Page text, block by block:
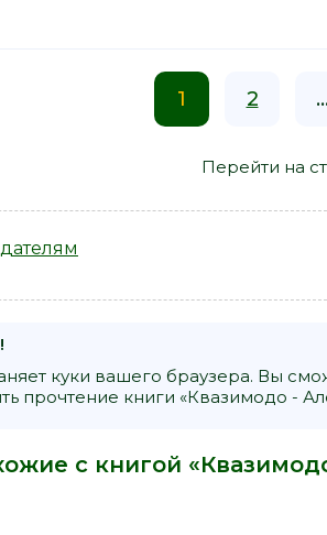
1 2
Перейти на
куки вашего браузера. Вы
прочтение книги «Квазимодо -
с книгой